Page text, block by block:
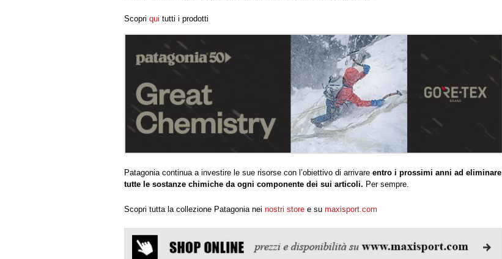
Scopri qui tutti i prodotti
Patagonia continua a investire le sue risorse con l’obiettivo di arrivare entro i prossimi anni ad eliminare
tutte le sostanze chimiche da ogni componente dei sui articoli. Per sempre.
Scopri tutta la collezione Patagonia nei nostri store e su maxisport.com